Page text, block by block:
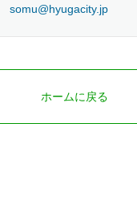
somu@hyugacity.jp
ホームに戻る